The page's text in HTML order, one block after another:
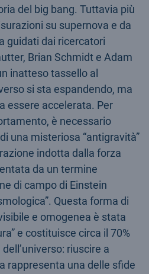
del big bang. Tuttavia più
su supernova e da
guidati dai ricercatori
Brian Schmidt e Adam
inatteso tassello al
si sta espandendo, ma
essere accelerata. Per
è necessario
una misteriosa “antigravità”
indotta dalla forza
da un termine
di campo di Einstein
Questa forma di
e omogenea è stata
e costituisce circa il 70%
riuscire a
rappresenta una delle sfide